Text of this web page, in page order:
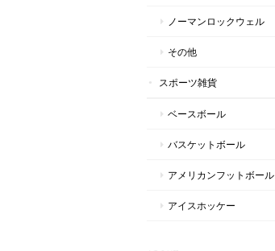
ノーマンロックウェル
その他
スポーツ雑貨
ベースボール
バスケットボール
アメリカンフットボール
アイスホッケー